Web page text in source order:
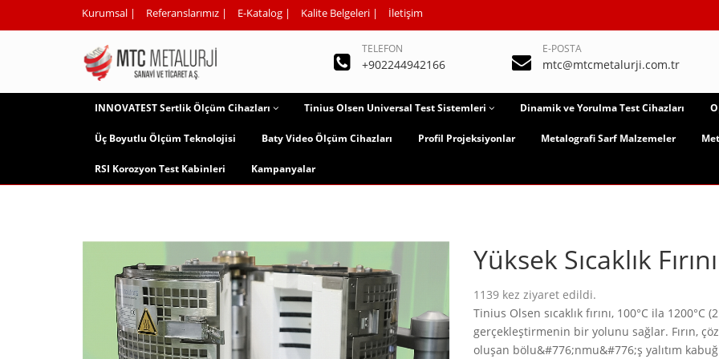
Kurumsal | Referanslarımız | E-Katalog | Kalite Belgeleri | İletişim
TELEFON
+902244942166
E-POSTA
mtc@mtcmetalurji.com.tr
INNOVATEST Sertlik Ölçüm Cihazları Tinius Olsen Universal Test Sistemleri Dinamik ve Yorulma Test Cihazları
Üç Boyutlu Ölçüm Teknolojisi Baty Video Ölçüm Cihazları Profil Projeksiyonlar Metalografi Sarf Malzemeler
RSI Korozyon Test Kabinleri Kampanyalar
Yüksek Sıcaklık
1139kez ziyaret edildi.
Tinius Olsen sıcaklık fırını, 100°C ila 1200°C
gerçekleştirmenin bir yolunu sağlar. Fırın,
oluşan bölu&#776;nmu&#776;ş yalıtım